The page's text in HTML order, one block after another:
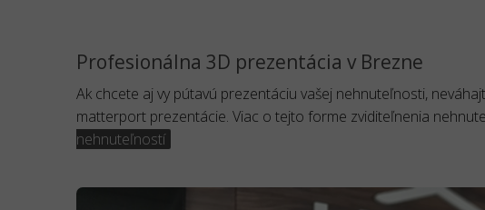
Profesionálna 3D prezentácia v Brezne
Ak chcete aj vy pútavú prezentáciu vašej nehnuteľnosti,
matterport prezentácie. Viac o tejto forme zviditeľnenia
nehnuteľností